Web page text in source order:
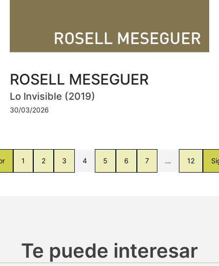
ROSELL MESEGUER
Lo Invisible (2019)
30/03/2026
1 2 3 4 5 6 7 … 12
Te puede interesar